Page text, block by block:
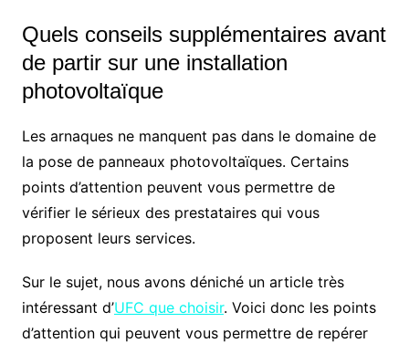
Quels conseils supplémentaires avant
de partir sur une installation
photovoltaïque
Les arnaques ne manquent pas dans le domaine de
la pose de panneaux photovoltaïques. Certains
points d’attention peuvent vous permettre de
vérifier le sérieux des prestataires qui vous
proposent leurs services.
Sur le sujet, nous avons déniché un article très
intéressant d’UFC que choisir. Voici donc les points
d’attention qui peuvent vous permettre de repérer